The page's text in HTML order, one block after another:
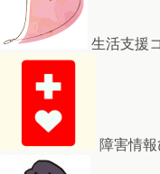
生活支援
障害情